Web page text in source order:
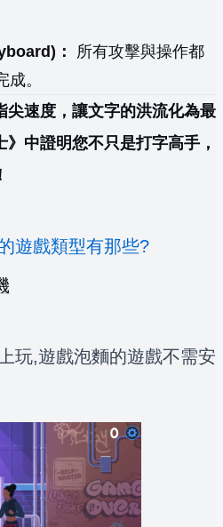
：
所有攻擊與操作都
。
尖速度，讓文字的洪流化為最
中證明您不只是打字高手，
遊戲類型有那些?
玩,遊戲泡麵的遊戲不需安